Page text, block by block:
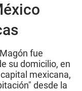
fue
su domicilio, en
mexicana,
desde la